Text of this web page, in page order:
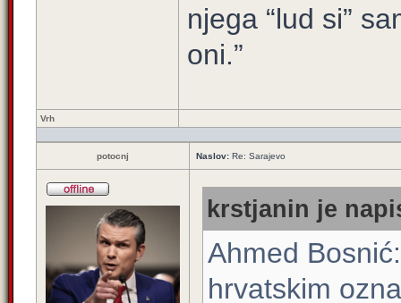
njega “lud si”
oni.”
Vrh
potocnj Naslov: Re: Sarajevo
krstjanin je
Ahmed
hrvatskim